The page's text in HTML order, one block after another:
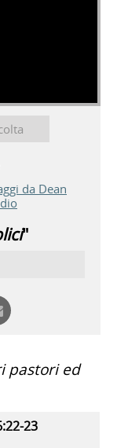
da Dean
"
pastori ed
23